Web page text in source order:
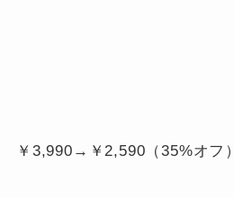
￥3,990→￥2,590（35%オフ）